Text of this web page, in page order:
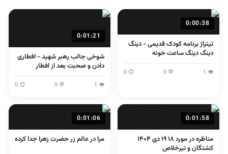
0:00:38
تیتراژ برنامه کودک قدیمی - دینگ
دینگ دینگ ساعت خونه
👁 1
💬 0
😊 0
0:01:21
شوخی جالب رهبر شهید - افطاری
دادن و صحبت بعد از افطار
👁 1
💬 0
😊 0
0:01:58
مناظره در مورد ۱۸ ۱۹ دی ۱۴۰۴
کشتگان و تیرخلاص
0:01:06
مرا در عالم زر حضرت زهرا جدا کرده